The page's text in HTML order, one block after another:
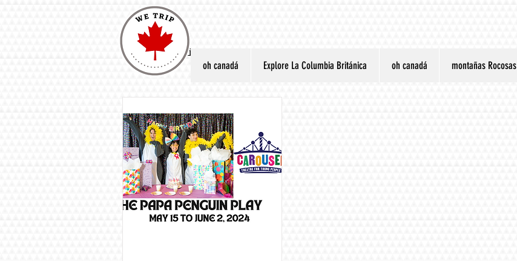
oh canadá Explore La Columbia Británica oh canadá montañas Rocosas
Upcoming Events